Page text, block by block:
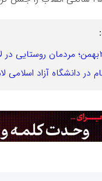
در دانشگاه آزاد